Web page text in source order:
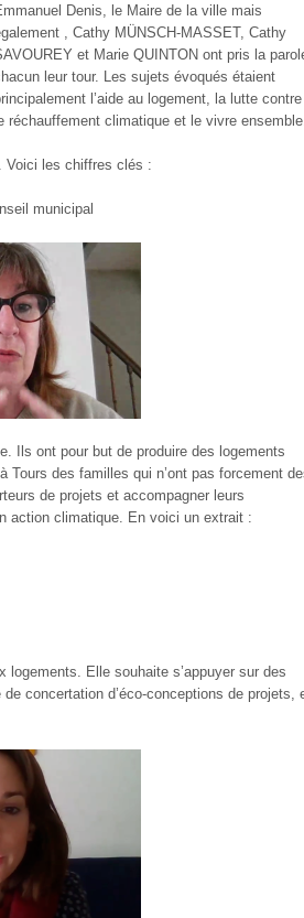
Denis, le Maire de la ville mais
, Cathy MÜNSCH-MASSET, Cathy
et Marie QUINTON ont pris la
leur tour. Les sujets évoqués étaient
l’aide au logement, la lutte contre
réchauffement climatique et le vivre
Voici les chiffres clés :
municipal
Ils ont pour but de produire des logements
des familles qui n’ont pas forcement
de projets et accompagner leurs
action climatique. En voici un extrait :
logements. Elle souhaite s’appuyer sur des
concertation d’éco-conceptions de projets,